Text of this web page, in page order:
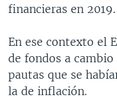
financieras en 2019.
En ese contexto el
de fondos a
pautas que se
la de inflación.